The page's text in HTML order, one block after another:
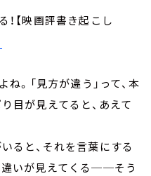
！【映画評書き起こし
ね。「見方が違う」って、本
目が見えてると、あえて
ると、それを言葉にする
違いが見えてくる──そう